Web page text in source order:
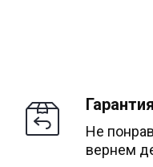
Не
вернем